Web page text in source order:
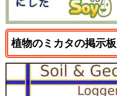
植物のミカタの掲示板